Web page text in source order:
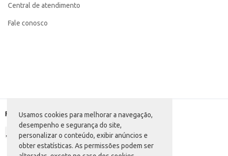
Usamos cookies para melhorar a navegação,
desempenho e segurança do site,
personalizar o conteúdo, exibir anúncios e
obter estatísticas. As permissões podem ser
Central de atendimento
Fale conosco
Formas de pagamento